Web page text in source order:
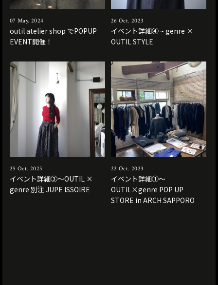
07 May. 2024
outil atelier shop でPOPUP
EVENT開催！
26 Oct. 2023
イベント詳細④ ~ genre ×
OUTIL STYLE
25 Oct. 2023
イベント詳細③〜OUTIL ×
genre 別注 JUPE ISSOIRE
22 Oct. 2023
イベント詳細①〜
OUTIL×genre POP UP
STORE in ARCH SAPPORO